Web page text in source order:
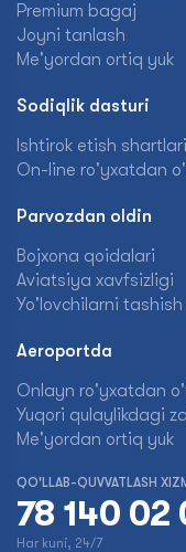
Premium bagaj
Joyni tanlash
Me'yordan ortiq yuk
Sodiqlik dasturi
Ishtirok etish shartlari
On-line ro'yxatdan
Parvozdan oldin
Bojxona qoidalari
Aviatsiya xavfsizligi
Yo'lovchilarni tashish
Aeroportda
Onlayn ro'yxatdan
Yuqori qulaylikdagi
Me'yordan ortiq yuk
QO'LLAB-QUVVATLASH
78 140 02
Har kuni, 24/7